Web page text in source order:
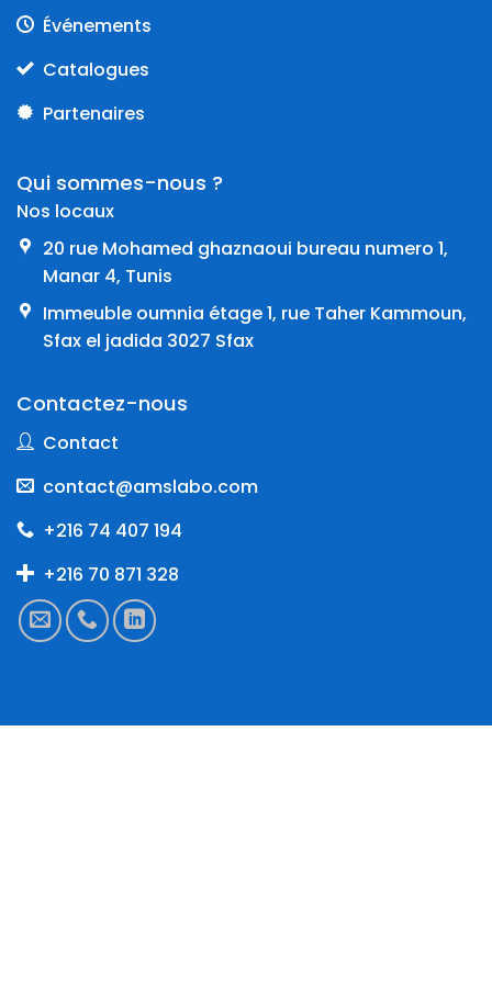
Événements
Catalogues
Partenaires
Qui sommes-nous ?
Nos locaux
20 rue Mohamed ghaznaoui bureau numero 1,
Manar 4, Tunis
Immeuble oumnia étage 1, rue Taher Kammoun,
Sfax el jadida 3027 Sfax
Contactez-nous
Contact
contact@amslabo.com
+216 74 407 194
+216 70 871 328